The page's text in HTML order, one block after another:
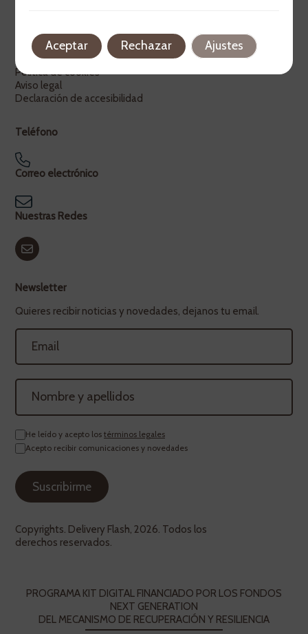
Legal
Política de privacidad
Política de cookies
Aviso legal
Declaración de accesibilidad
Teléfono
Correo electrónico
Nuestras Redes
Newsletter
Quieres recibir noticias y novedades, dejanos tu email.
He leído y acepto los términos legales
Acepto recibir comunicaciones y novedades
Copyrights. Delivery Flash, 2026. Todos los
derechos reservados.
PROGRAMA KIT DIGITAL FINANCIADO POR LOS FONDOS
NEXT GENERATION
DEL MECANISMO DE RECUPERACIÓN Y RESILIENCIA
Aceptar Rechazar Ajustes